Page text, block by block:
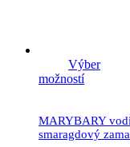
Výber
možností
MARYBARY
smaragdový